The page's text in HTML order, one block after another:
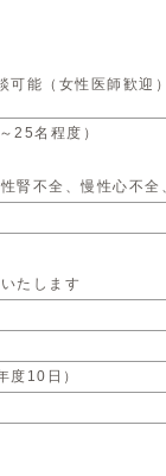
能（女性医師歓迎）
25名程度）
腎不全、慢性心不全
たします
度10日）